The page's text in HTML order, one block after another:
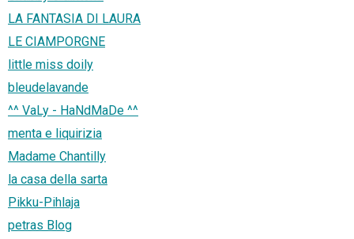
LA FANTASIA DI LAURA
LE CIAMPORGNE
little miss doily
bleudelavande
^^ VaLy - HaNdMaDe ^^
menta e liquirizia
Madame Chantilly
la casa della sarta
Pikku-Pihlaja
petras Blog